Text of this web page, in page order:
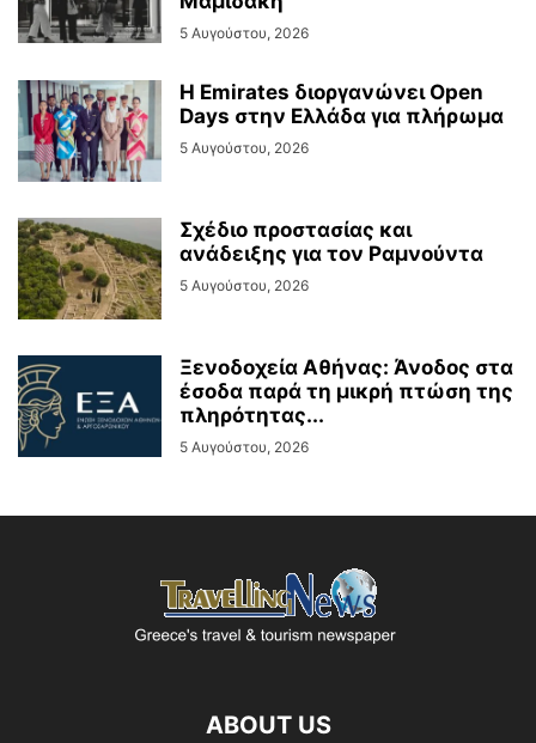
5 Αυγούστου, 2026
Η Emirates διοργανώνει Open
Days στην Ελλάδα για πλήρωμα
5 Αυγούστου, 2026
Σχέδιο προστασίας και
ανάδειξης για τον Ραμνούντα
5 Αυγούστου, 2026
Ξενοδοχεία Αθήνας: Άνοδος στα
έσοδα παρά τη μικρή πτώση της
πληρότητας...
5 Αυγούστου, 2026
ABOUT US